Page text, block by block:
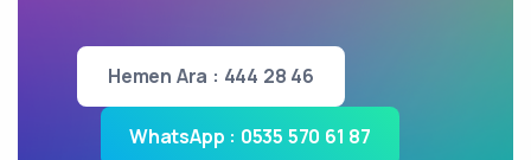
Hemen Ara : 444 28 46
WhatsApp : 0535 570 61 87